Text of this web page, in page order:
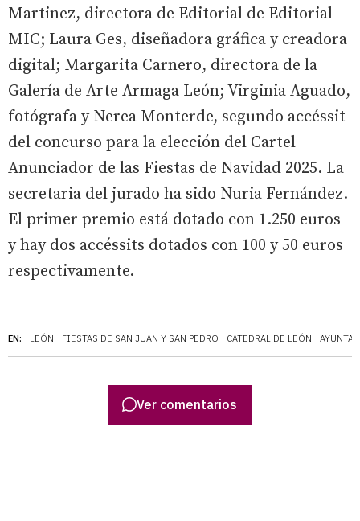
EN: LEÓN FIESTAS DE SAN JUAN Y SAN PEDRO CATEDRAL DE LEÓN
Martinez, directora de Editorial de Editorial
MIC; Laura Ges, diseñadora gráfica y creadora
digital; Margarita Carnero, directora de la
Galería de Arte Armaga León; Virginia Aguado,
fotógrafa y Nerea Monterde, segundo accéssit
del concurso para la elección del Cartel
Anunciador de las Fiestas de Navidad 2025. La
secretaria del jurado ha sido Nuria Fernández.
El primer premio está dotado con 1.250 euros
y hay dos accéssits dotados con 100 y 50 euros
respectivamente.
Ver comentarios